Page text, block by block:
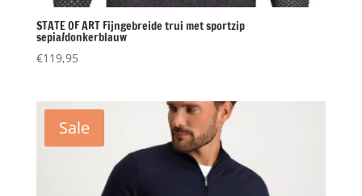
STATE OF ART Fijngebreide trui met sportzip
sepia/donkerblauw
€119,95
Sale